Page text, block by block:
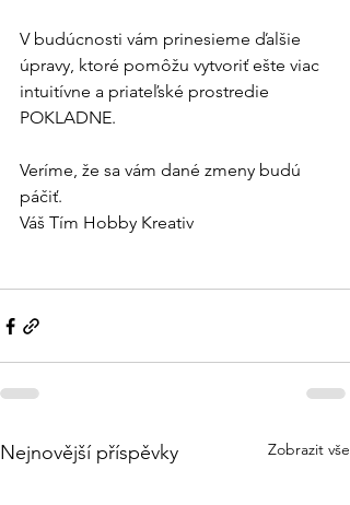
V budúcnosti vám prinesieme ďalšie
úpravy, ktoré pomôžu vytvoriť ešte viac
intuitívne a priateľské prostredie
POKLADNE.
Veríme, že sa vám dané zmeny budú
páčiť.
Váš Tím Hobby Kreativ
Nejnovější příspěvky Zobrazit vše